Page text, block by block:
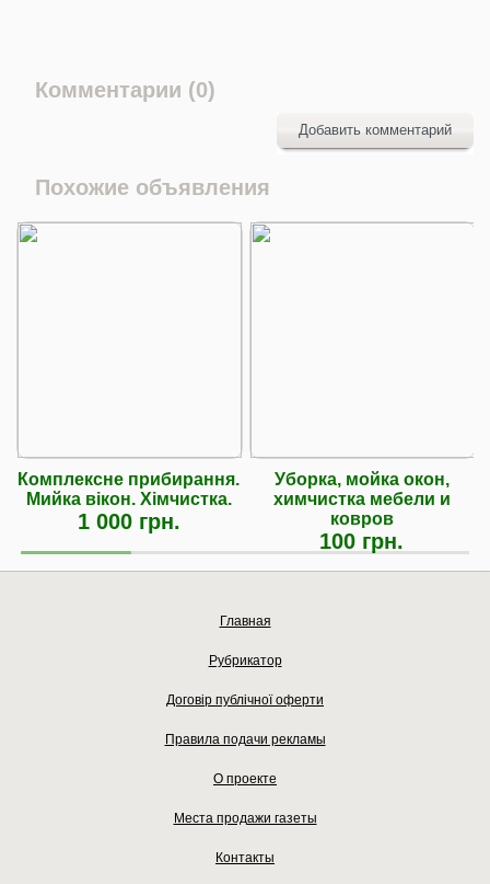
Комментарии (0)
Добавить комментарий
Похожие объявления
Комплексне прибирання.
Мийка вікон. Хімчистка.
1 000 грн.
Уборка, мойка окон,
химчистка мебели и
ковров
100 грн.
Главная
Рубрикатор
Договір публічної оферти
Правила подачи рекламы
О проекте
Места продажи газеты
Контакты